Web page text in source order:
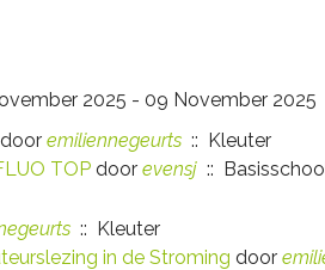
2025 - 09 November 2025
door emiliennegeurts :: Kleuter
TOP door evensj ::
:: Kleuter
in de Stroming door